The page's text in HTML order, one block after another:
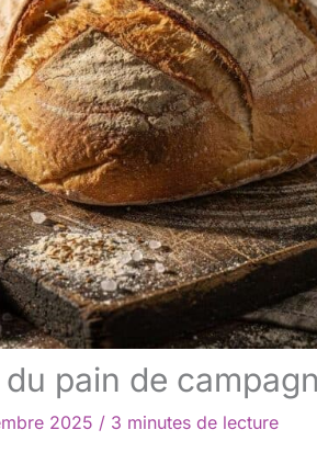
pain de
2025 / 3 minutes de lecture